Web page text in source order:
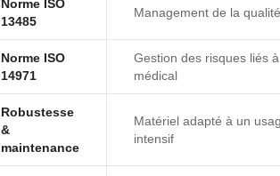
Norme ISO
13485
Management de la
Norme ISO
14971
Gestion des risques liés à
médical
Robustesse
&
maintenance
Matériel adapté à un
intensif